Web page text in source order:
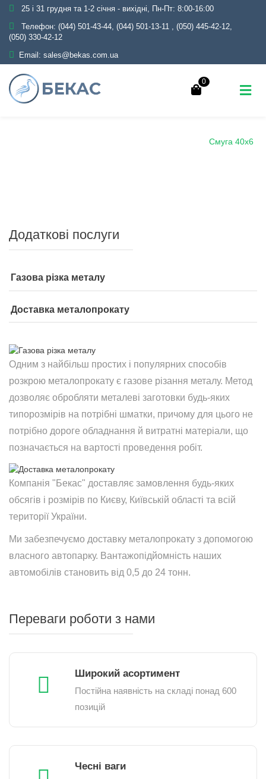
25 і 31 грудня та 1-2 січня - вихідні, Пн-Пт: 8:00-16:00
Телефон: (044) 501-43-44, (044) 501-13-11 , (050) 445-42-12,
(050) 330-42-12
Email: sales@bekas.com.ua
0
Смуга 40х6
Додаткові послуги
Газова різка металу
Доставка металопрокату
Одним з найбільш простих і популярних способів
розкрою металопрокату є газове різання металу. Метод
дозволяє обробляти металеві заготовки будь-яких
типорозмірів на потрібні шматки, причому для цього не
потрібно дороге обладнання й витратні матеріали, що
позначається на вартості проведення робіт.
Компанія "Бекас" доставляє замовлення будь-яких
обсягів і розмірів по Києву, Київській області та всій
території України.
Ми забезпечуємо доставку металопрокату з допомогою
власного автопарку. Вантажопідйомність наших
автомобілів становить від 0,5 до 24 тонн.
Переваги роботи з нами
Широкий асортимент
Постійна наявність на складі понад 600
позицій
Чесні ваги